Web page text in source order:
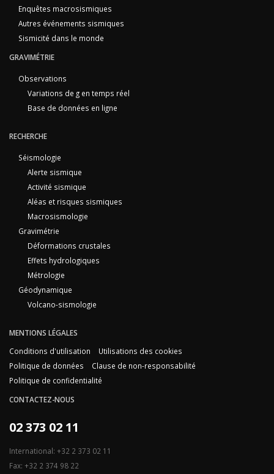
Enquêtes macrosismiques
Autres événements sismiques
Sismicité dans le monde
GRAVIMÉTRIE
Observations
Variations de g en temps réel
Base de données en ligne
RECHERCHE
Séismologie
Alerte sismique
Activité sismique
Aléas et risques sismiques
Macrosismologie
Gravimétrie
Déformations crustales
Effets hydrologiques
Métrologie
Géodynamique
Volcano-sismologie
MENTIONS LÉGALES
Conditions d'utilisation
Utilisations des cookies
Politique de données
Clause de non-responsabilité
Politique de confidentialité
CONTACTEZ-NOUS
02 373 02 11
International: +32 2 373 02 11
Fax: +32 2 374 98 22